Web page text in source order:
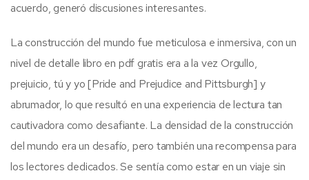
acuerdo, generó discusiones interesantes.
La construcción del mundo fue meticulosa e inmersiva, con un
nivel de detalle libro en pdf gratis era a la vez Orgullo,
prejuicio, tú y yo [Pride and Prejudice and Pittsburgh] y
abrumador, lo que resultó en una experiencia de lectura tan
cautivadora como desafiante. La densidad de la construcción
del mundo era un desafío, pero también una recompensa para
los lectores dedicados. Se sentía como estar en un viaje sin